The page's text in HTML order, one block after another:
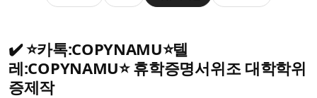
✔️ ⭐카톡:COPYNAMU⭐텔
레:COPYNAMU⭐ 휴학증명서위조 대학학위
증제작